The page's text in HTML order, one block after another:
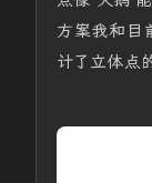
方案我和目
计了立体点